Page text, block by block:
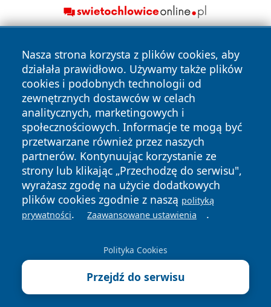
Nasza strona korzysta z plików cookies, aby
działała prawidłowo. Używamy także plików
cookies i podobnych technologii od
zewnętrznych dostawców w celach
analitycznych, marketingowych i
społecznościowych. Informacje te mogą być
przetwarzane również przez naszych
partnerów. Kontynuując korzystanie ze
strony lub klikając „Przechodzę do serwisu",
wyrażasz zgodę na użycie dodatkowych
plików cookies zgodnie z naszą polityką
prywatności. Zaawansowane ustawienia .
Polityka Cookies
Przejdź do serwisu
Copyright © 2026 lubliniec360.pl Wszystkie prawa
zastrzeżone.
News Autorzy
Polityka
Prywatności
Polityka
Cookies